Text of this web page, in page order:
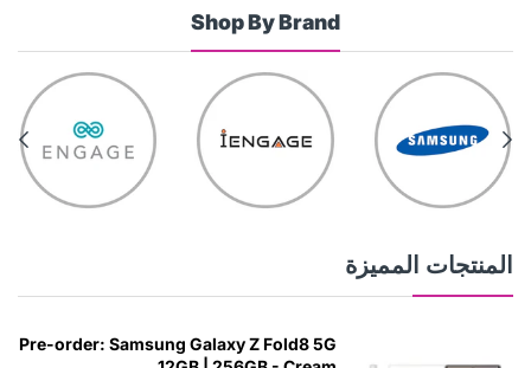
Shop By Brand
المنتجات المميزة
Pre-order: Samsung Galaxy Z Fold8 5G